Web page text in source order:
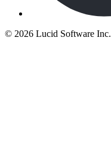
© 2026 Lucid Software Inc.